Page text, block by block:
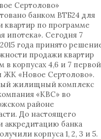
Сертолово»
банком ВТБ24 для
квартир по программе
ипотека». Сегодня 7
2015 года принято
продажи квартир
в корпусах 4,6 и 7 первой
ЖК «Новое Сертолово».
жилищный комплекс
«КВС» во
районе
До настоящего
аккредитацию банка
корпуса 1, 2, 3 и 5.